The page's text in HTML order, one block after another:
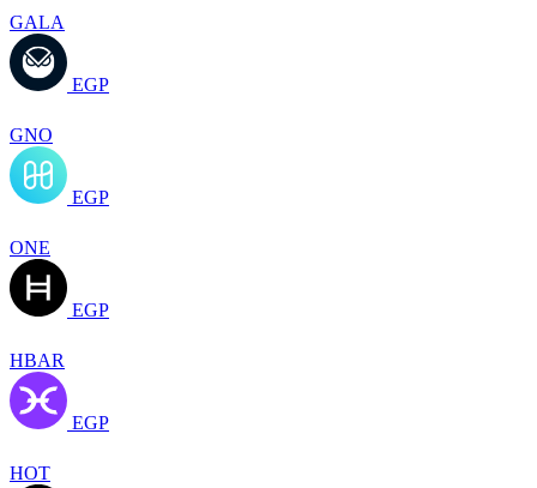
GALA
EGP
GNO
EGP
ONE
EGP
HBAR
EGP
HOT